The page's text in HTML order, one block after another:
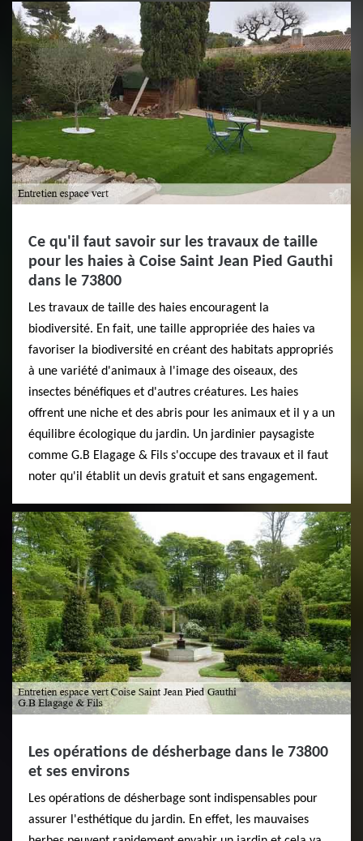
Ce qu'il faut savoir sur les travaux de taille
pour les haies à Coise Saint Jean Pied Gauthi
dans le 73800
Les travaux de taille des haies encouragent la
biodiversité. En fait, une taille appropriée des haies va
favoriser la biodiversité en créant des habitats appropriés
à une variété d'animaux à l'image des oiseaux, des
insectes bénéfiques et d'autres créatures. Les haies
offrent une niche et des abris pour les animaux et il y a un
équilibre écologique du jardin. Un jardinier paysagiste
comme G.B Elagage & Fils s'occupe des travaux et il faut
noter qu'il établit un devis gratuit et sans engagement.
Les opérations de désherbage dans le 73800
et ses environs
Les opérations de désherbage sont indispensables pour
assurer l'esthétique du jardin. En effet, les mauvaises